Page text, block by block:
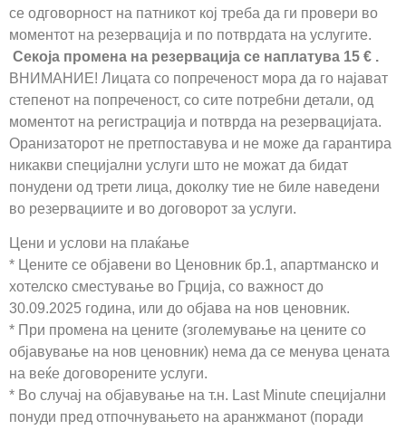
се одговорност на патникот кој треба да ги провери во
моментот на резервација и по потврдата на услугите.
Секоја промена на резервација се наплатува 15 € .
ВНИМАНИЕ! Лицата со попреченост мора да го најават
степенот на попреченост, со сите потребни детали, од
моментот на регистрација и потврда на резервацијата.
Оранизаторот не претпоставува и не може да гарантира
никакви специјални услуги што не можат да бидат
понудени од трети лица, доколку тие не биле наведени
во резервациите и во договорот за услуги.
Цени и услови на плаќање
* Цените се објавени во Ценовник бр.1, апартманско и
хотелско сместување во Грција, со важност до
30.09.2025 година, или до објава на нов ценовник.
* При промена на цените (зголемување на цените со
објавување на нов ценовник) нема да се менува цената
на веќе договорените услуги.
* Во случај на објавување на т.н. Last Minute специјални
понуди пред отпочнувањето на аранжманот (поради